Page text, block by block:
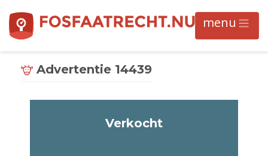
Advertentie 14439
Verkocht